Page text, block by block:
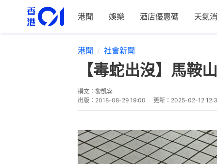
港聞 娛樂 酒店優惠碼 天氣
港聞 社會新聞
【毒蛇出沒】馬
撰文： 黎凱容
出版： 2018-08-29 19:00 更新： 2025-02-12